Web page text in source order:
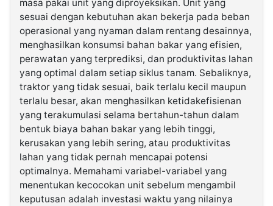
masa pakai unit yang diproyeksikan. Unit yang
sesuai dengan kebutuhan akan bekerja pada beban
operasional yang nyaman dalam rentang desainnya,
menghasilkan konsumsi bahan bakar yang efisien,
perawatan yang terprediksi, dan produktivitas lahan
yang optimal dalam setiap siklus tanam. Sebaliknya,
traktor yang tidak sesuai, baik terlalu kecil maupun
terlalu besar, akan menghasilkan ketidakefisienan
yang terakumulasi selama bertahun-tahun dalam
bentuk biaya bahan bakar yang lebih tinggi,
kerusakan yang lebih sering, atau produktivitas
lahan yang tidak pernah mencapai potensi
optimalnya. Memahami variabel-variabel yang
menentukan kecocokan unit sebelum mengambil
keputusan adalah investasi waktu yang nilainya